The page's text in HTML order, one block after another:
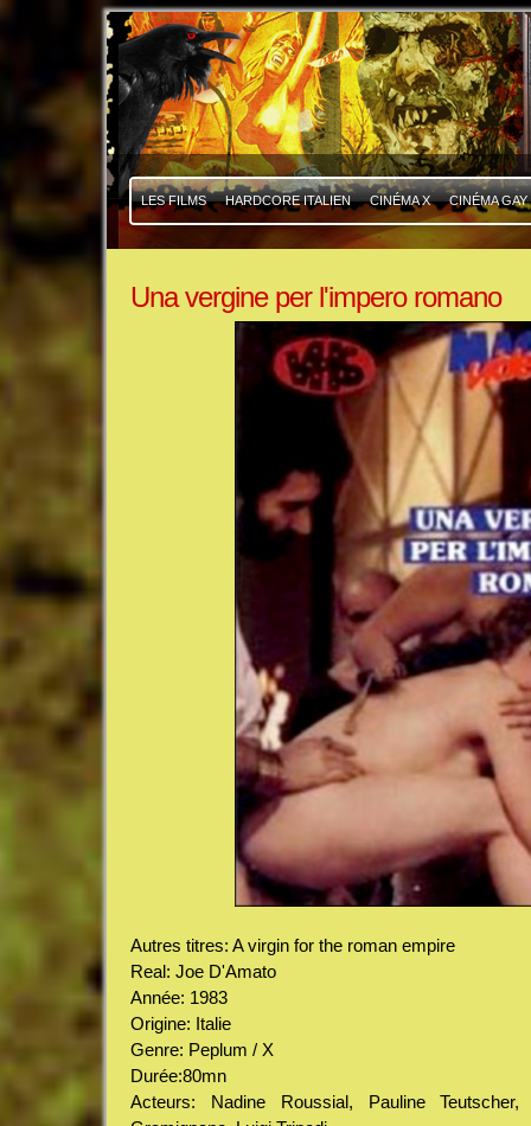
LES FILMS HARDCORE ITALIEN CINÉMA X CINÉMA GAY
Una vergine per l'impero romano
Autres titres: A virgin for the roman empire
Real: Joe D'Amato
Année: 1983
Origine: Italie
Genre: Peplum / X
Durée:80mn
Acteurs: Nadine Roussial, Pauline